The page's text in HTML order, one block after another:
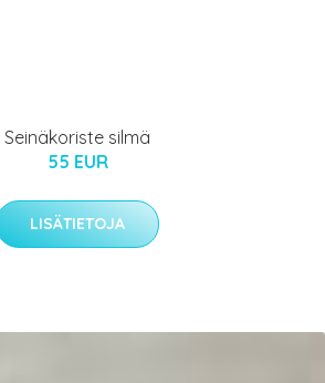
Seinäkoriste silmä
55 EUR
LISÄTIETOJA